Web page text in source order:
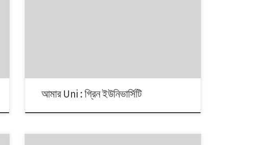
আমার Uni : গ্রিন ইউনিভার্সিটি